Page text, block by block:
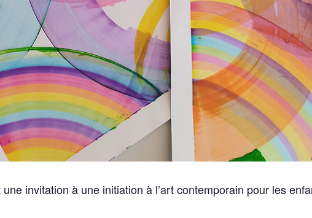
invitation à une initiation à l’art contemporain pour les